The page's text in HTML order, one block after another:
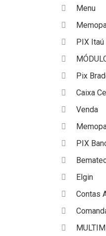
Menu
PIX Itaú
Pix
Caixa
Venda
PIX
Elgin
Contas